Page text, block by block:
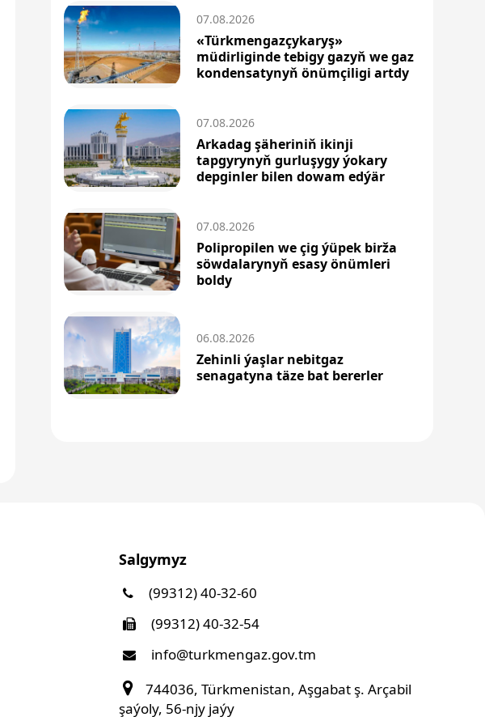
07.08.2026
«Türkmengazçykaryş»
müdirliginde tebigy gazyň we gaz
kondensatynyň önümçiligi artdy
07.08.2026
Arkadag şäheriniň ikinji
tapgyrynyň gurluşygy ýokary
depginler bilen dowam edýär
07.08.2026
Polipropilen we çig ýüpek birža
söwdalarynyň esasy önümleri
boldy
06.08.2026
Zehinli ýaşlar nebitgaz
senagatyna täze bat bererler
Salgymyz
(99312) 40-32-60
(99312) 40-32-54
info@turkmengaz.gov.tm
744036, Türkmenistan, Aşgabat ş. Arçabil
şaýoly, 56-njy jaýy